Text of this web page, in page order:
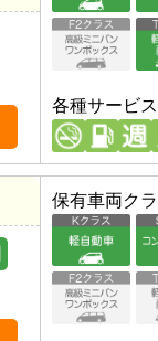
各種サービス
保有車両ク